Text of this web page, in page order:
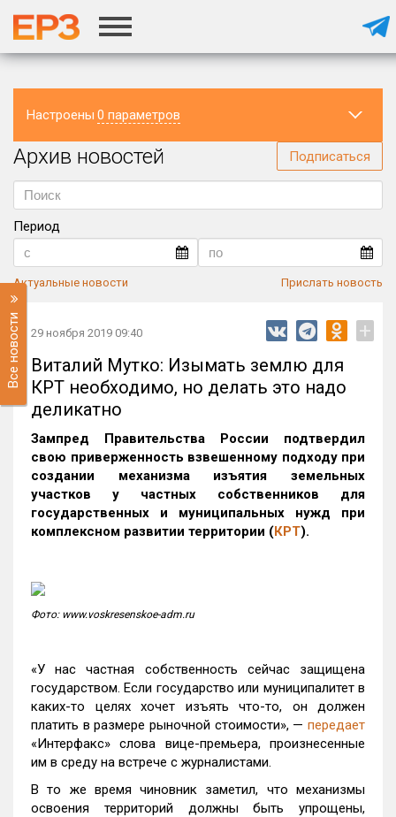
Настроены 0 параметров
Регион
Архив новостей Подписаться
Период
Актуальные новости Прислать новость
Все новости 29 ноября 2019 09:40 +
Виталий Мутко: Изымать землю для
КРТ необходимо, но делать это надо
деликатно
Зампред Правительства России подтвердил
свою приверженность взвешенному подходу при
создании механизма изъятия земельных
участков у частных собственников для
государственных и муниципальных нужд при
комплексном развитии территории (КРТ).
Фото: www.voskresenskoe-adm.ru
«У нас частная собственность сейчас защищена
государством. Если государство или муниципалитет в
каких-то целях хочет изъять что-то, он должен
платить в размере рыночной стоимости», — передает
«Интерфакс» слова вице-премьера, произнесенные
им в среду на встрече с журналистами.
В то же время чиновник заметил, что механизмы
освоения территорий должны быть упрощены,